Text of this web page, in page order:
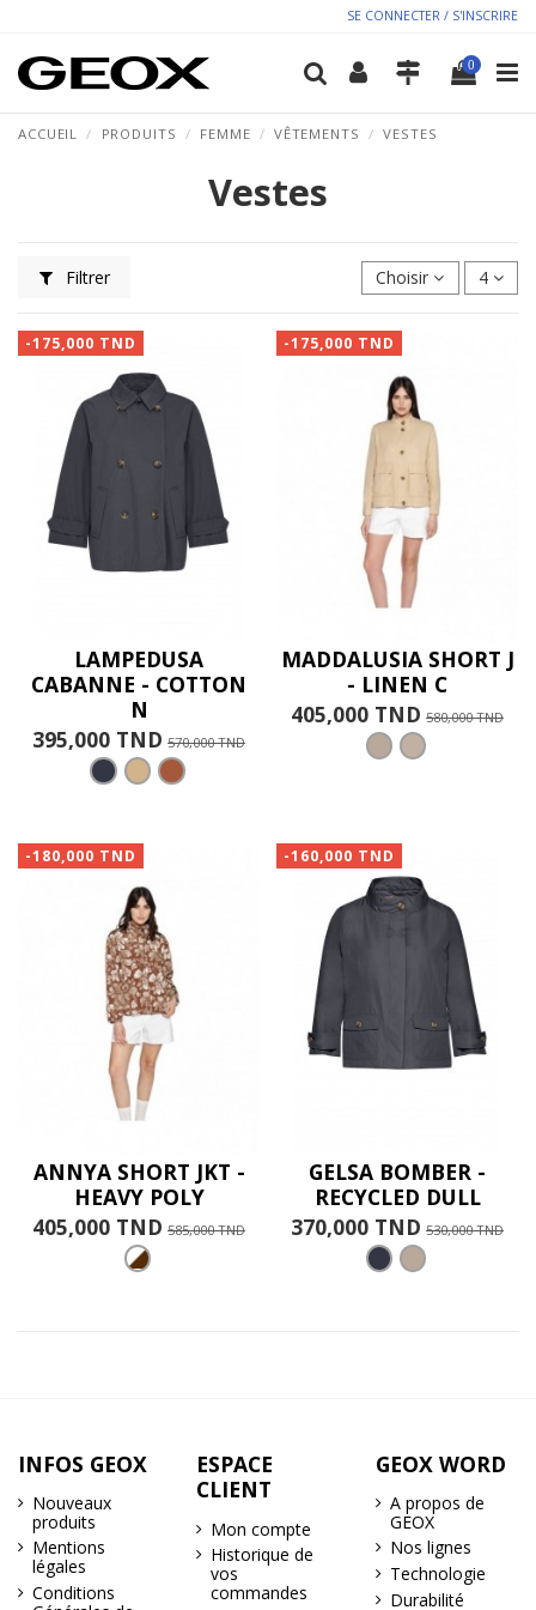
SE CONNECTER / S'INSCRIRE
0
ACCUEIL PRODUITS FEMME VÊTEMENTS VESTES
Vestes
Filtrer Choisir 4
-175,000 TND
LAMPEDUSA
CABANNE - COTTON
N
395,000 TND 570,000 TND
-175,000 TND
MADDALUSIA SHORT J
- LINEN C
405,000 TND 580,000 TND
-180,000 TND
ANNYA SHORT JKT -
HEAVY POLY
405,000 TND 585,000 TND
-160,000 TND
GELSA BOMBER -
RECYCLED DULL
370,000 TND 530,000 TND
INFOS GEOX
Nouveaux
produits
Mentions
légales
Conditions
ESPACE
CLIENT
Mon compte
Historique de
vos
commandes
GEOX WORD
A propos de
GEOX
Nos lignes
Technologie
Durabilité